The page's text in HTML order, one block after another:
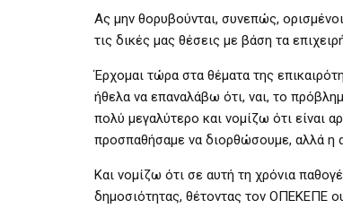
Ας μην θορυβούνται, συνεπώς,
τις δικές μας θέσεις με βάση τα
Έρχομαι τώρα στα θέματα της
ήθελα να επαναλάβω ότι, ναι, το
πολύ μεγαλύτερο και νομίζω ότι είναι
προσπαθήσαμε να διορθώσουμε, αλλά η
Και νομίζω ότι σε αυτή τη χρόνια
δημοσιότητας, θέτοντας τον ΟΠΕΚΕΠΕ